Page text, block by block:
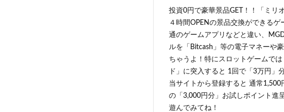
投資0円で豪華景品GET！！「ミリ
４時間OPENの景品交換ができるゲ
通のゲームアプリなどと違い、
ルを「Bitcash」等の電子マネーや
ちゃうよ！特にスロットゲームで
ド」に突入すると 1回で「3万円」
当サイトから登録すると 通常1,500
の「3,000円分」お試しポイント進
遊んでみてね！